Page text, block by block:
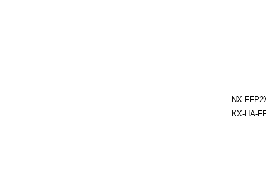
NX-
KX-HA-